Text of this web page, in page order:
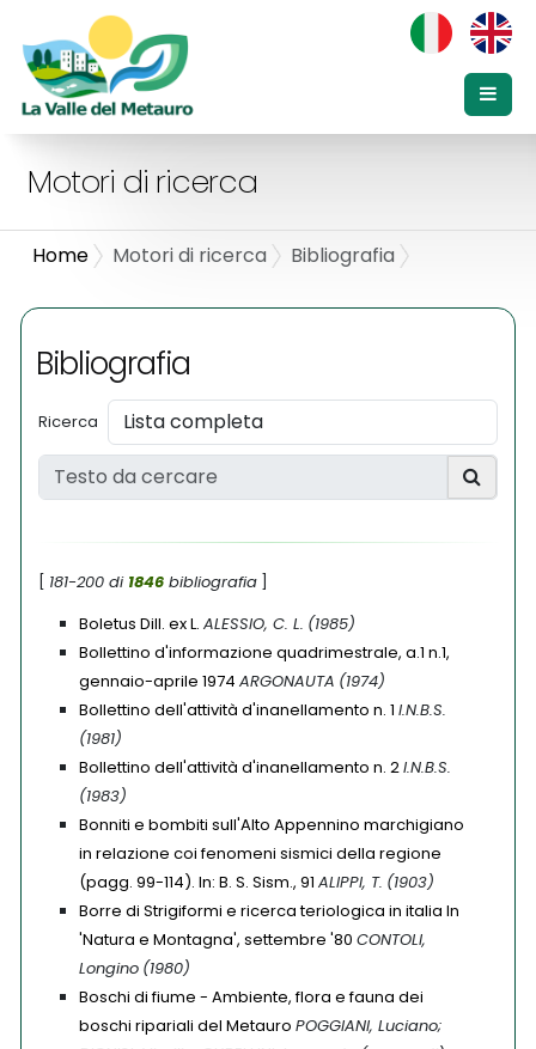
Motori di ricerca
Home Motori di ricerca Bibliografia
Bibliografia
Ricerca
[ 181-200 di 1846 bibliografia ]
Boletus Dill. ex L. ALESSIO, C. L. (1985)
Bollettino d'informazione quadrimestrale, a.1 n.1,
gennaio-aprile 1974 ARGONAUTA (1974)
Bollettino dell'attività d'inanellamento n. 1 I.N.B.S.
(1981)
Bollettino dell'attività d'inanellamento n. 2I.N.B.S.
(1983)
Bonniti e bombiti sull'Alto Appennino marchigiano
in relazione coi fenomeni sismici della regione
(pagg. 99-114). In: B. S. Sism., 91 ALIPPI, T. (1903)
Borre di Strigiformi e ricerca teriologica in italia In
'Natura e Montagna', settembre '80 CONTOLI,
Longino (1980)
Boschi di fiume - Ambiente, flora e fauna dei
boschi ripariali del Metauro POGGIANI, Luciano;